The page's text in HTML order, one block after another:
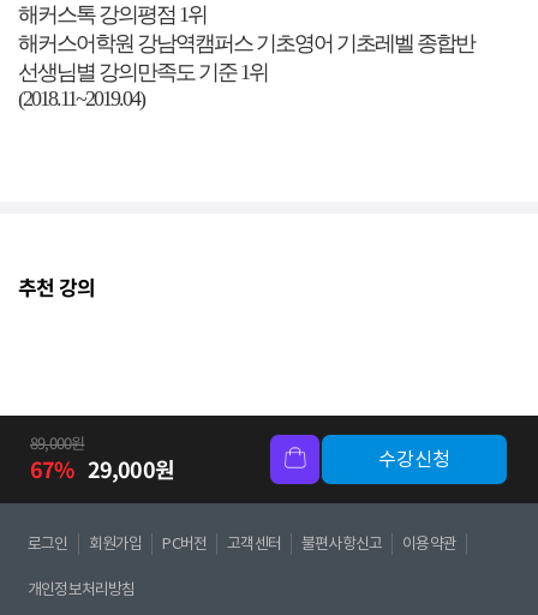
해커스톡 강의평점 1위
해커스어학원 강남역캠퍼스 기초영어 기초레벨 종합반
선생님별 강의만족도 기준 1위
(2018.11~2019.04)
추천 강의
89,000원
67% 29,000원 수강신청
로그인 회원가입 PC버전 고객센터 불편사항신고 이용약관
개인정보처리방침